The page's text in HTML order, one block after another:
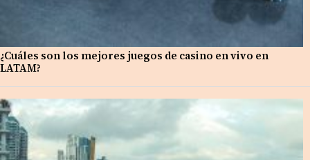
¿Cuáles son los mejores juegos de casino en vivo en
LATAM?